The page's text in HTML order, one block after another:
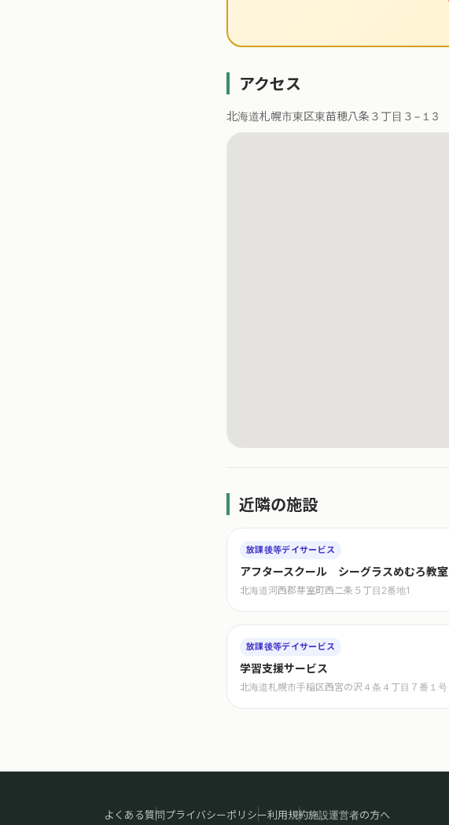
アクセス
北海道札幌市東区東苗穂八条３丁目３−１3
近隣の施設
放課後等デイサービス
アフタースクール シーグラスめむろ教室
北海道河西郡芽室町西二条５丁目2番地1
放課後等デイサービス
学習支援サービス
北海道札幌市手稲区西宮の沢４条４丁目７番１号
よくある質問プライバシーポリシー利用規約施設運営者の方へ